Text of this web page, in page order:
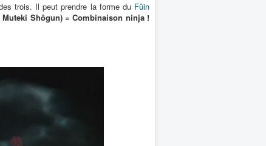
trois. Il peut prendre la forme du Fûin
Shôgun) = Combinaison ninja !